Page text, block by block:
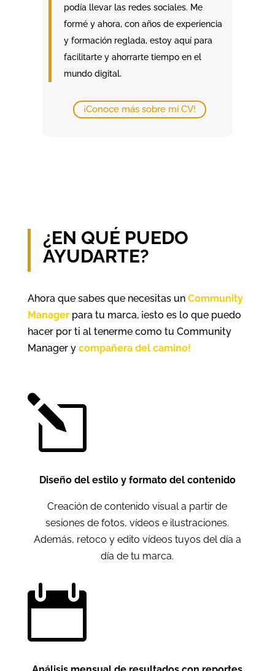
podía llevar las redes sociales. Me
formé y ahora, con años de experiencia
y formación reglada, estoy aquí para
facilitarte y ahorrarte tiempo en el
mundo digital.
¡Conoce más sobre mí CV!
¿EN QUÉ PUEDO
AYUDARTE?
Ahora que sabes que necesitas un Community
Managerpara tu marca, ¡esto es lo que puedo
hacer por ti al tenerme como tu Community
Manager y compañera del camino!
l
Diseño del estilo y formato del contenido
Creación de contenido visual a partir de
sesiones de fotos, vídeos e ilustraciones.
Además, retoco y edito vídeos tuyos del día a
día de tu marca.
